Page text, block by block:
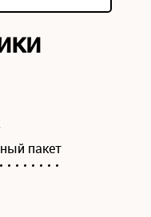
пакет